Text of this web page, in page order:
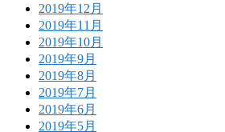
2019年12月
2019年11月
2019年10月
2019年9月
2019年8月
2019年7月
2019年6月
2019年5月